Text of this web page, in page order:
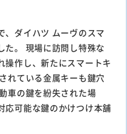
、ダイハツ ムーヴのスマ
た。 現場に訪問し特殊な
操作し、新たにスマートキ
れている金属キーも鍵穴
車の鍵を紛失された場
応可能な鍵のかけつけ本舗